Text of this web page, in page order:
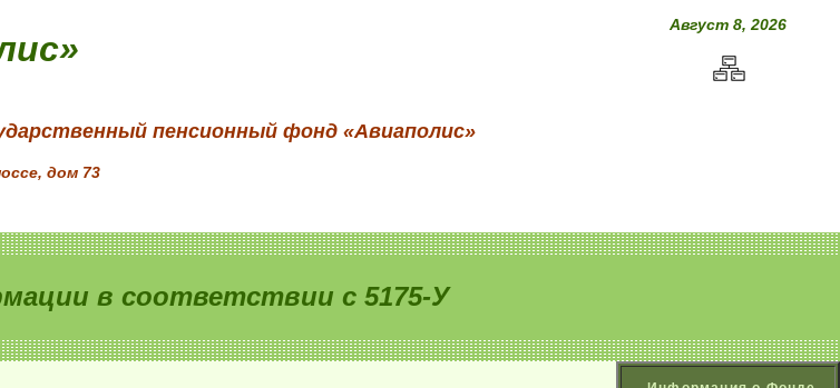
Август 8, 2026
пенсионный фонд «Авиаполис»
дом 73
в соответствии с 5175-У